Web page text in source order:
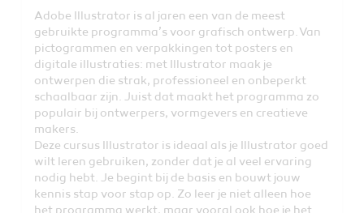
Adobe Illustrator is al jaren een van de meest
gebruikte programma’s voor grafisch ontwerp. Van
pictogrammen en verpakkingen tot posters en
digitale illustraties: met Illustrator maak je
ontwerpen die strak, professioneel en onbeperkt
schaalbaar zijn. Juist dat maakt het programma zo
populair bij ontwerpers, vormgevers en creatieve
makers.
Deze cursus Illustrator is ideaal als je Illustrator goed
wilt leren gebruiken, zonder dat je al veel ervaring
nodig hebt. Je begint bij de basis en bouwt jouw
kennis stap voor stap op. Zo leer je niet alleen hoe
het programma werkt, maar vooral ook hoe je het